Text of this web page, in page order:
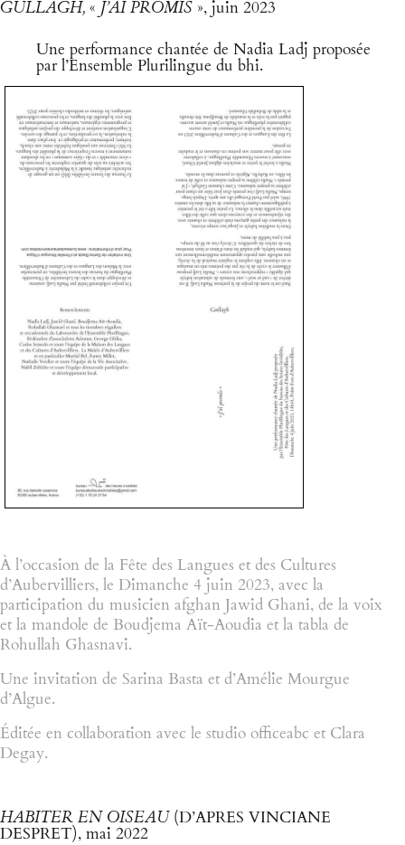
GULLAGH, « J’AI PROMIS », juin 2023
Une performance chantée de Nadia Ladj proposée
par l’Ensemble Plurilingue du bhi.
À l’occasion de la Fête des Langues et des Cultures
d’Aubervilliers, le Dimanche 4 juin 2023, avec la
participation du musicien afghan Jawid Ghani, de la voix
et la mandole de Boudjema Aït-Aoudia et la tabla de
Rohullah Ghasnavi.
Une invitation de Sarina Basta et d’Amélie Mourgue
d’Algue.
Éditée en collaboration avec le studio officeabc et Clara
Degay.
HABITER EN OISEAU (D’APRÈS VINCIANE
DESPRET), mai 2022